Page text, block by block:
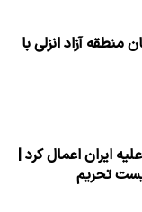
منطقه آزاد انزلی با
ایران اعمال کرد |